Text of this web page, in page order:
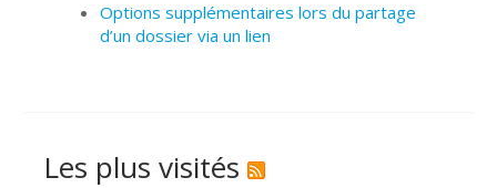
Options supplémentaires lors du partage
d’un dossier via un lien
Les plus visités